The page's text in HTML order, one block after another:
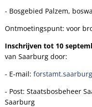
- Bosgebied Palzem,
Ontmoetingspunt: voor
Inschrijven tot 10
van Saarburg door:
- E-mail:
- Post: Staatsbosbeheer
Saarburg